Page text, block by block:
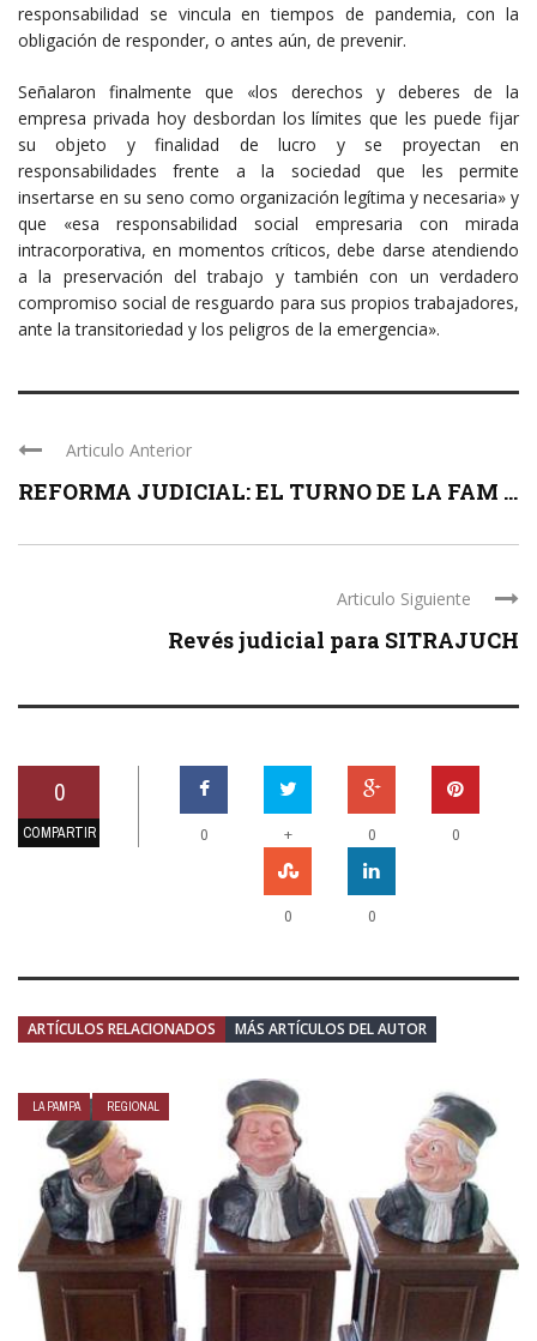
responsabilidad se vincula en tiempos de pandemia, con la
obligación de responder, o antes aún, de prevenir.
Señalaron finalmente que «los derechos y deberes de la
empresa privada hoy desbordan los límites que les puede fijar
su objeto y finalidad de lucro y se proyectan en
responsabilidades frente a la sociedad que les permite
insertarse en su seno como organización legítima y necesaria» y
que «esa responsabilidad social empresaria con mirada
intracorporativa, en momentos críticos, debe darse atendiendo
a la preservación del trabajo y también con un verdadero
compromiso social de resguardo para sus propios trabajadores,
ante la transitoriedad y los peligros de la emergencia».​
Articulo Anterior
REFORMA JUDICIAL: EL TURNO DE LA FAM ...
Articulo Siguiente
Revés judicial para SITRAJUCH
0
COMPARTIR 0 + 0 0
0 0
ARTÍCULOS RELACIONADOS MÁS ARTÍCULOS DEL AUTOR
LA PAMPA REGIONAL